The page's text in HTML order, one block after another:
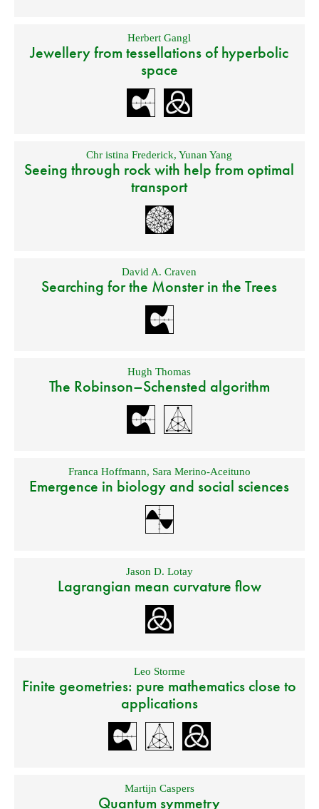
Herbert Gangl
Jewellery from tessellations of hyperbolic
space
Chr istina Frederick,Yunan Yang
Seeing through rock with help from optimal
transport
David A. Craven
Searching for the Monster in the Trees
Hugh Thomas
The Robinson–Schensted algorithm
Franca Hoffmann, Sara Merino-Aceituno
Emergence in biology and social sciences
Jason D. Lotay
Lagrangian mean curvature flow
Leo Storme
Finite geometries: pure mathematics close to
applications
Martijn Caspers
Quantum symmetry